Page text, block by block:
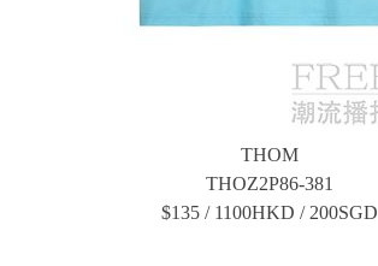
THOM
THOZ2P86-381
$135 / 1100HKD / 200SGD